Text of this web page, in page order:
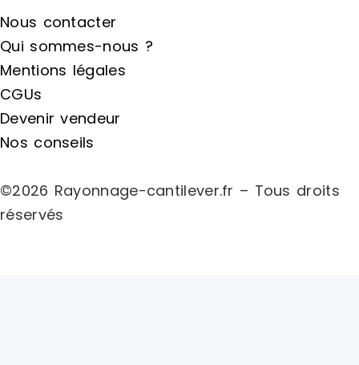
Nous contacter
Qui sommes-nous ?
Mentions légales
CGUs
Devenir vendeur
Nos conseils
©2026 Rayonnage-cantilever.fr – Tous droits
réservés